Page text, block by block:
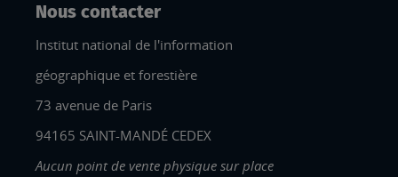
Nous contacter
Institut national de l'information
géographique et forestière
73 avenue de Paris
94165 SAINT-MANDÉ CEDEX
Aucun point de vente physique sur place